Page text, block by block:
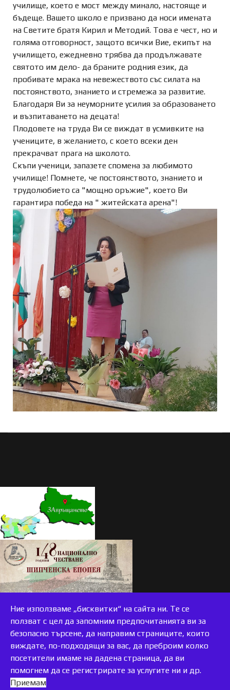
училище, което е мост между минало, настояще и
бъдеще. Вашето школо е призвано да носи имената
на Светите братя Кирил и Методий. Това е чест, но и
голяма отговорност, защото всички Вие, екипът на
училището, ежедневно трябва да продължавате
святото им дело- да браните родния език, да
пробивате мрака на невежеството със силата на
постоянството, знанието и стремежа за развитие.
Благодаря Ви за неуморните усилия за образоването
и възпитаването на децата!
Плодовете на труда Ви се виждат в усмивките на
учениците, в желанието, с което всеки ден
прекрачват прага на школото.
Скъпи ученици, запазете спомена за любимото
училище! Помнете, че постоянството, знанието и
трудолюбието са "мощно оръжие", което Ви
гарантира победа на " житейската арена"!
Ние използваме „бисквитки“ на сайта ни. Те се
ползват с цел да запомним предпочитанията ви за
безопасно търсене, да направим страниците, които
виждате, по-подходящи за вас, да преброим колко
посетители имаме на дадена страница, да ви
помогнем да се регистрирате за услугите ни и др.
Приемам
accessible